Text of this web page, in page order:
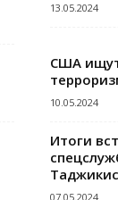
13.05.2024
США
10.05.2024
Итоги
07.05.2024